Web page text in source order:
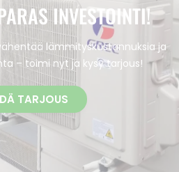
INVESTOINTI!
lämmityskustannuksia ja
– toimi nyt ja kysy tarjous!
TARJOUS